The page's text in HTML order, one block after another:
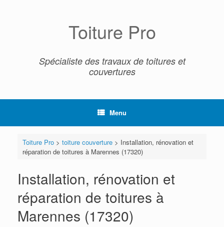
Toiture Pro
Spécialiste des travaux de toitures et
couvertures
Menu
Toiture Pro> toiture couverture> Installation, rénovation et
réparation de toitures à Marennes (17320)
Installation, rénovation et
réparation de toitures à
Marennes (17320)